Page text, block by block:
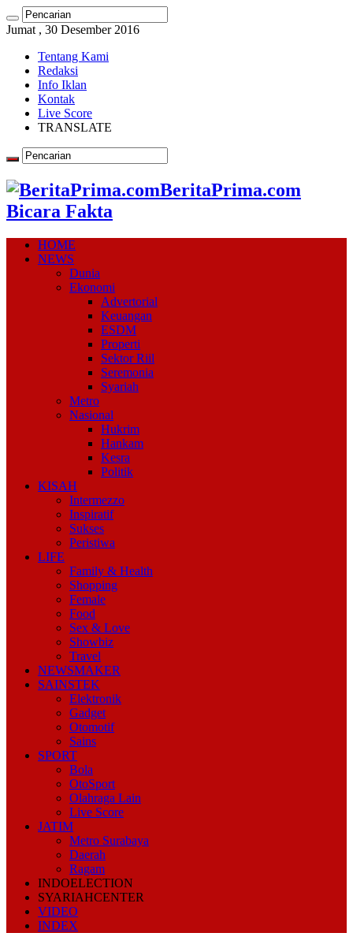
Jumat , 30 Desember 2016
Tentang Kami
Redaksi
Info Iklan
Kontak
Live Score
TRANSLATE
BeritaPrima.com
Bicara Fakta
HOME
NEWS
Dunia
Ekonomi
Advertorial
Keuangan
ESDM
Properti
Sektor Riil
Seremonia
Syariah
Metro
Nasional
Hukrim
Hankam
Kesra
Politik
KISAH
Intermezzo
Inspiratif
Sukses
Peristiwa
LIFE
Family & Health
Shopping
Female
Food
Sex & Love
Showbiz
Travel
NEWSMAKER
SAINSTEK
Elektronik
Gadget
Otomotif
Sains
SPORT
Bola
OtoSport
Olahraga Lain
Live Score
JATIM
Metro Surabaya
Daerah
Ragam
INDOELECTION
SYARIAHCENTER
VIDEO
INDEX